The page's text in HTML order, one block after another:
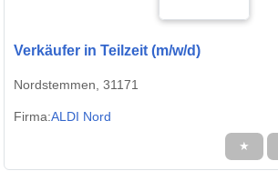
Verkäufer in Teilzeit (m/w/d)
Nordstemmen, 31171
Firma:ALDI Nord
★